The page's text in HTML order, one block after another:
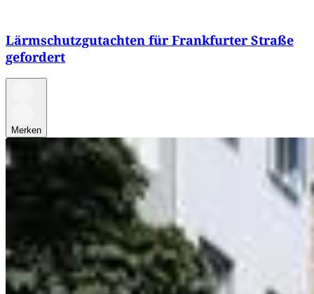
Lärmschutzgutachten für Frankfurter Straße
gefordert
Merken